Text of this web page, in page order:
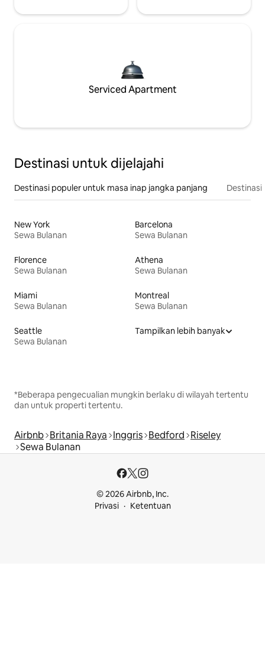
Serviced Apartment
Destinasi untuk dijelajahi
Destinasi populer untuk masa inap jangka panjang Destinasi
New York
Sewa Bulanan
Barcelona
Sewa Bulanan
Florence
Sewa Bulanan
Athena
Sewa Bulanan
Miami
Sewa Bulanan
Montreal
Sewa Bulanan
Seattle
Sewa Bulanan
Tampilkan lebih banyak
*Beberapa pengecualian mungkin berlaku di wilayah tertentu
dan untuk properti tertentu.
Airbnb Britania Raya Inggris Bedford Riseley
Sewa Bulanan
© 2026 Airbnb, Inc.
Privasi
Ketentuan